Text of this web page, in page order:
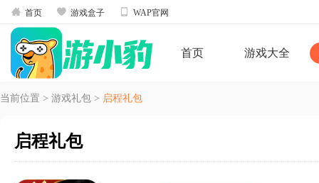
 首页  游戏盒子  WAP官网
首页 游戏大全
当前位置 > 游戏礼包 > 启程礼包
启程礼包